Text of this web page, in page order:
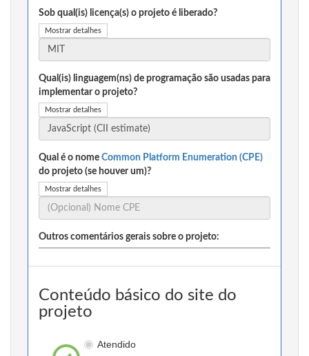
Sob qual(is) licença(s) o projeto é liberado?
Mostrar detalhes
Qual(is) linguagem(ns) de programação são usadas para
implementar o projeto?
Mostrar detalhes
Qual é o nome Common Platform Enumeration (CPE)
do projeto (se houver um)?
Mostrar detalhes
Outros comentários gerais sobre o projeto:
Conteúdo básico do site do
projeto
Atendido